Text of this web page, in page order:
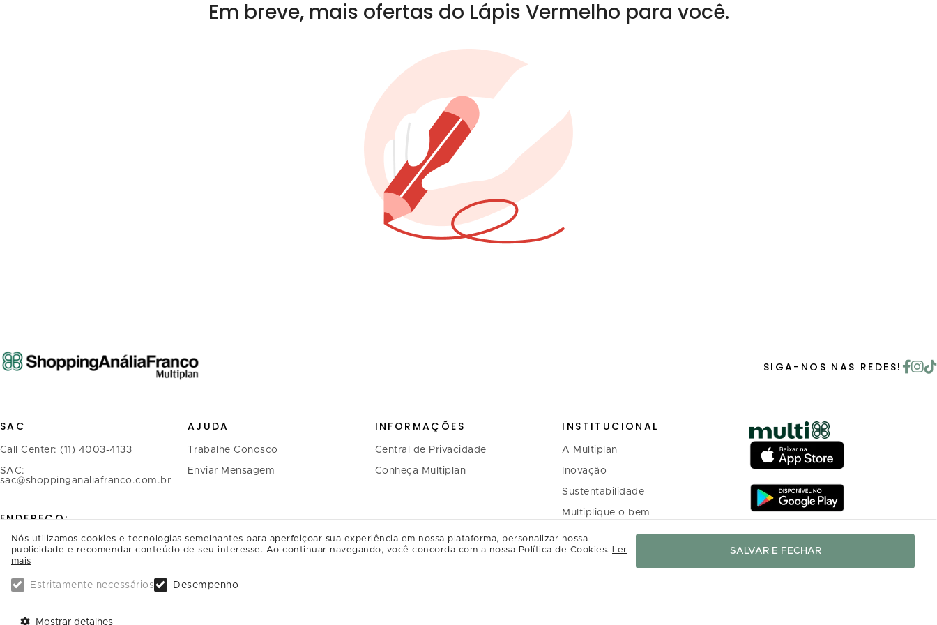
Em breve, mais ofertas do Lápis Vermelho para você.
SIGA-NOS NAS REDES!
SAC
Call Center: (11) 4003-4133
SAC:
sac@shoppinganaliafranco.com.br
ENDEREÇO:
Avenida Regente Feijó, 1.739 -
Tatuapé
CEP.: 03342-900, São Paulo/SP
SAIBA COMO CHEGAR
AJUDA
Trabalhe Conosco
Enviar Mensagem
INFORMAÇÕES
Central de Privacidade
Conheça Multiplan
INSTITUCIONAL
A Multiplan
Inovação
Sustentabilidade
Multiplique o bem
Relação com investidores
Nós utilizamos cookies e tecnologias semelhantes para aperfeiçoar sua experiência em nossa plataforma, personalizar nossa
publicidade e recomendar conteúdo de seu interesse. Ao continuar navegando, você concorda com a nossa Política de Cookies. Ler
mais
Estritamente necessários Desempenho
Mostrar detalhes
SALVAR E FECHAR